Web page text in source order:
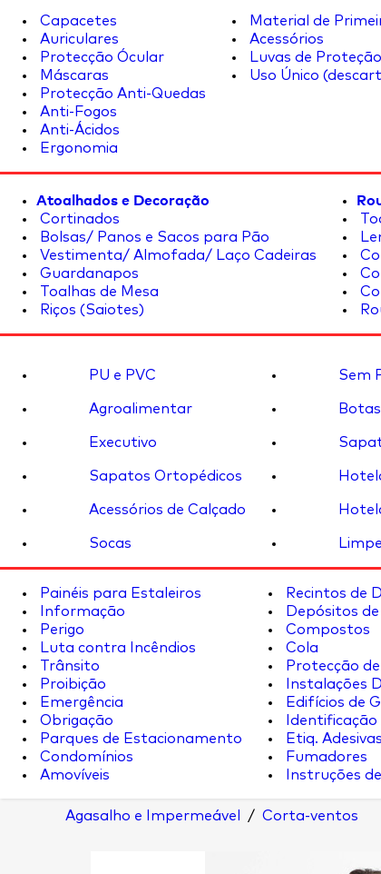
Capacetes
Auriculares
Protecção Ócular
Máscaras
Protecção Anti-Quedas
Anti-Fogos
Anti-Ácidos
Ergonomia
Material de
Acessórios
Luvas de Proteção
Uso Único
Atoalhados e Decoração
Cortinados
Bolsas/ Panos e Sacos para Pão
Vestimenta/ Almofada/ Laço Cadeiras
Guardanapos
Toalhas de Mesa
Riços (Saiotes)
PU e PVC
Agroalimentar
Executivo
Sapatos Ortopédicos
Acessórios de Calçado
Socas
Sem
Painéis para Estaleiros
Informação
Perigo
Luta contra Incêndios
Trânsito
Proibição
Emergência
Obrigação
Parques de Estacionamento
Condomínios
Amovíveis
Recintos de
Depósitos
Compostos
Cola
Protecção
Instalações
Edifícios de
Etiq.
Fumadores
Instruções
Agasalho e Impermeável / Corta-ventos